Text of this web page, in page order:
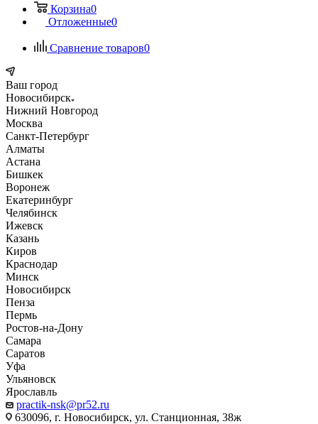
Корзина0
Отложенные0
Сравнение товаров0
Ваш город
Новосибирск
Нижний Новгород
Москва
Санкт-Петербург
Алматы
Астана
Бишкек
Воронеж
Екатеринбург
Челябинск
Ижевск
Казань
Киров
Краснодар
Минск
Новосибирск
Пенза
Пермь
Ростов-на-Дону
Самара
Саратов
Уфа
Ульяновск
Ярославль
practik-nsk@pr52.ru
630096, г. Новосибирск, ул. Станционная, 38ж